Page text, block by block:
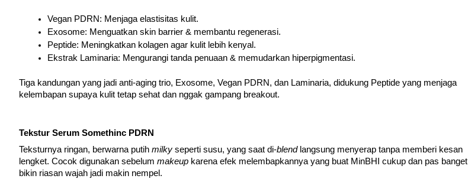
Vegan PDRN: Menjaga elastisitas kulit.
Exosome: Menguatkan skin barrier & membantu regenerasi.
Peptide: Meningkatkan kolagen agar kulit lebih kenyal.
Ekstrak Laminaria: Mengurangi tanda penuaan & memudarkan hiperpigmentasi.
Tiga kandungan yang jadi anti-aging trio, Exosome, Vegan PDRN, dan Laminaria, didukung Peptide yang menjaga
kelembapan supaya kulit tetap sehat dan nggak gampang breakout.
Tekstur Serum Somethinc PDRN
Teksturnya ringan, berwarna putih milky seperti susu, yang saat di-blend langsung menyerap tanpa memberi kesan
lengket. Cocok digunakan sebelum makeup karena efek melembapkannya yang buat MinBHI cukup dan pas banget
bikin riasan wajah jadi makin nempel.